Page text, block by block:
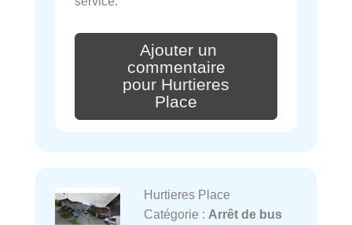
Ajouter un
commentaire
pour Hurtieres
Place
Hurtieres Place
Catégorie : Arrêt de bus